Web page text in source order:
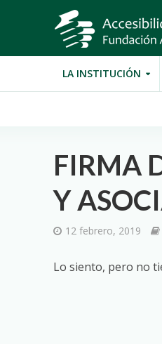
LA INSTITUCIÓN
FIRMA
Y
12 febrero, 2019
Lo siento, pero no